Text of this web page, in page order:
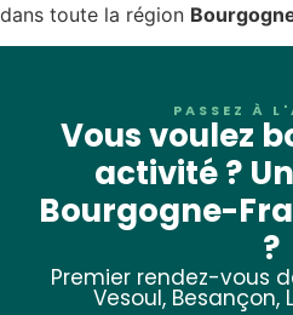
dans toute la région
PASSEZ À
Vous voulez
activité ?
Bourgogne-
?
Premier rendez-vous
Vesoul, Besançon,